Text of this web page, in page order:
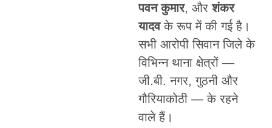
पवन कुमार, औरशंकर
यादवके रूप में की गई है।
सभी आरोपी सिवान जिले के
विभिन्न थाना क्षेत्रों —
जी.बी. नगर, गुठनी और
गौरियाकोठी — के रहने
वाले हैं।